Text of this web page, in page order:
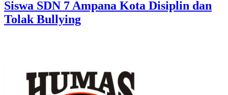
Siswa SDN 7 Ampana Kota Disiplin dan
Tolak Bullying